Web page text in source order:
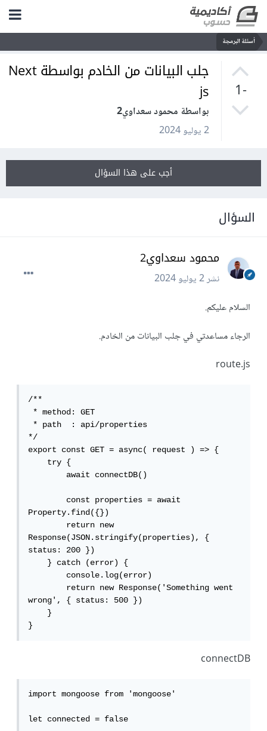
أسئلة البرمجة
-1
جلب البيانات من الخادم بواسطة Next
js
بواسطة محمود سعداوي2
2 يوليو 2024
أجب على هذا السؤال
السؤال
محمود سعداوي2
نشر2 يوليو 2024
السلام عليكم.
الرجاء مساعدتي في جلب البيانات من الخادم.
route.js
/**
* method: GET
* path  : api/properties
*/
export const GET = async( request ) => {
    try {
        await connectDB()
        const properties = await
Property.find({})
        return new
Response(JSON.stringify(properties), {
status: 200 })
    } catch (error) {
        console.log(error)
        return new Response('Something went
wrong', { status: 500 })
    }
}
connectDB
import mongoose from 'mongoose'
let connected = false